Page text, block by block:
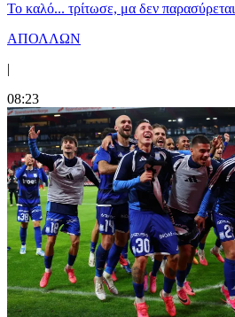
Το καλό... τρίτωσε, μα δεν παρασύρεται
ΑΠΟΛΛΩΝ
|
08:23